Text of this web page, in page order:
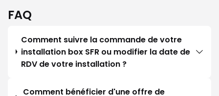
FAQ
Comment suivre la commande de votre
installation box SFR ou modifier la date de
RDV de votre installation ?
Comment bénéficier d'une offre de